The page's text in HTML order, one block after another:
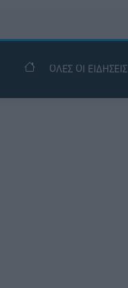
ΟΛΕΣ ΟΙ ΕΙΔΗΣΕΙΣ